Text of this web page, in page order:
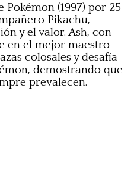
(1997) por 25
Pikachu,
y el valor. Ash, con
en el mejor maestro
colosales y desafía
demostrando que
prevalecen.